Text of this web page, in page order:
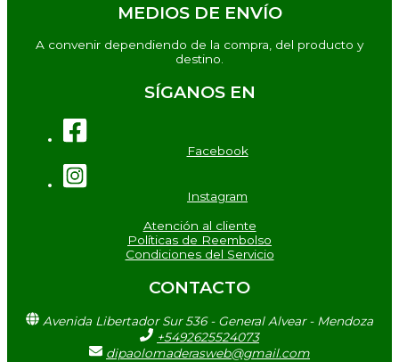
MEDIOS DE ENVÍO
A convenir dependiendo de la compra, del producto y
destino.
SÍGANOS EN
Facebook
Instagram
Atención al cliente
Políticas de Reembolso
Condiciones del Servicio
CONTACTO
Avenida Libertador Sur 536 - General Alvear - Mendoza
+5492625524073
dipaolomaderasweb@gmail.com